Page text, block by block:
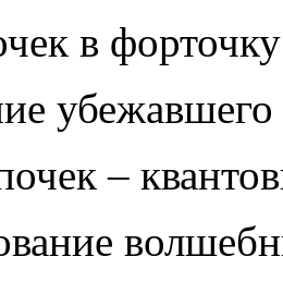
в форточку
–